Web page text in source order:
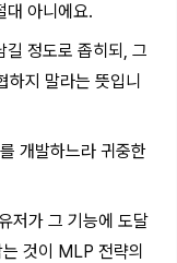
대 아니에요.
정도로 좁히되, 그
하지 말라는 뜻입니
개발하느라 귀중한
저가 그 기능에 도달
것이 MLP 전략의